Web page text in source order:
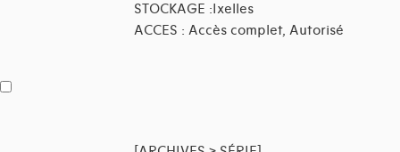
STOCKAGE :Ixelles
ACCES : Accès complet, Autorisé